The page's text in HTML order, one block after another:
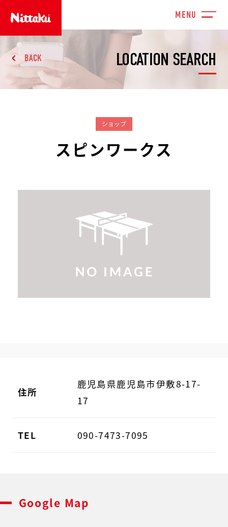
LOCATION SEARCH
BACK
ショップ
スピンワークス
住所
鹿児島県鹿児島市伊敷8-17-
17
TEL 090-7473-7095
Google Map